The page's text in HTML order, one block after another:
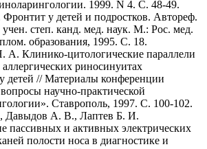
1999. N 4. C. 48-49.
у детей и подростков. Автореф.
учен. степ. канд. мед. наук. М.: Рос. мед.
образования, 1995. C. 18.
А. Клинико-цитологические параллели
риносинуитах
детей // Материалы конференции
научно-практической
Ставрополь, 1997. C. 100-102.
Давыдов А. В., Лаптев Б. И.
пассивных и активных электрических
полости носа в диагностике и